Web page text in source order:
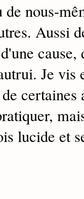
de nous-
Aussi
cause,
Je vis
certaines
lucide et